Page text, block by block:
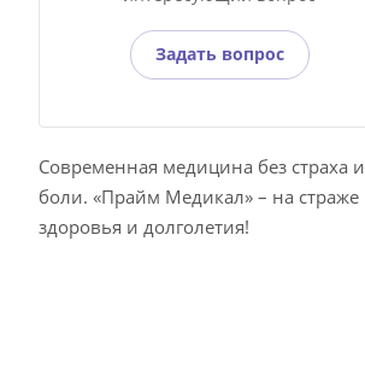
Задать вопрос
Современная медицина без страха и
боли. «Прайм Медикал» – на страже
здоровья и долголетия!